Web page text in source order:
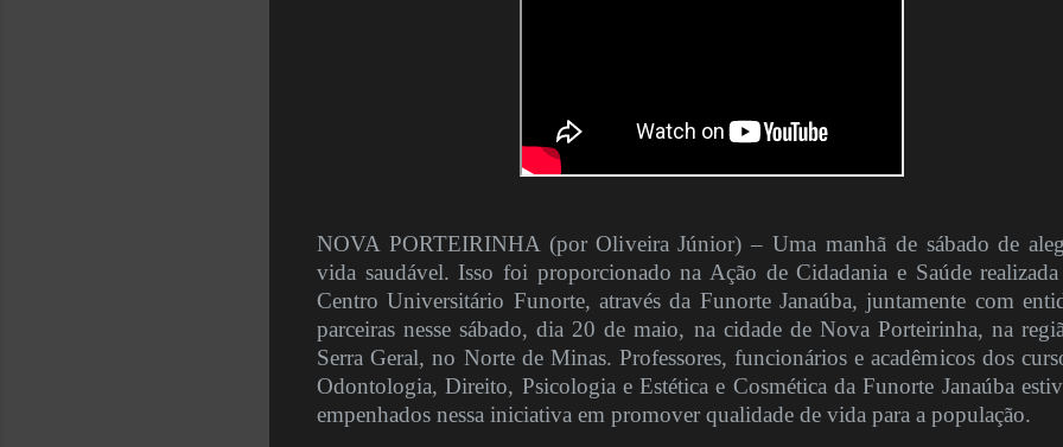
NOVA PORTEIRINHA (por Oliveira Júnior) – Uma manhã de sábado de
vida saudável. Isso foi proporcionado na Ação de Cidadania e Saúde
Centro Universitário Funorte, através da Funorte Janaúba, juntamente com
parceiras nesse sábado, dia 20 de maio, na cidade de Nova Porteirinha, na
Serra Geral, no Norte de Minas. Professores, funcionários e acadêmicos dos
Odontologia, Direito, Psicologia e Estética e Cosmética da Funorte Janaúba
empenhados nessa iniciativa em promover qualidade de vida para a população.